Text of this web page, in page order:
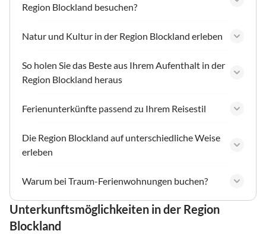
Region Blockland besuchen?
Natur und Kultur in der Region Blockland erleben
So holen Sie das Beste aus Ihrem Aufenthalt in der
Region Blockland heraus
Ferienunterkünfte passend zu Ihrem Reisestil
Die Region Blockland auf unterschiedliche Weise
erleben
Warum bei Traum-Ferienwohnungen buchen?
Unterkunftsmöglichkeiten in der Region
Blockland